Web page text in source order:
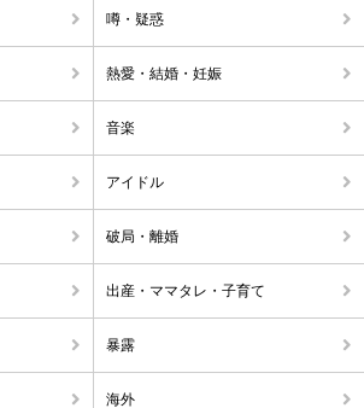
噂・疑惑
熱愛・結婚・妊娠
音楽
アイドル
破局・離婚
出産・ママタレ・子育て
暴露
海外